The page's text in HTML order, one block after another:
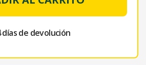
días de devolución